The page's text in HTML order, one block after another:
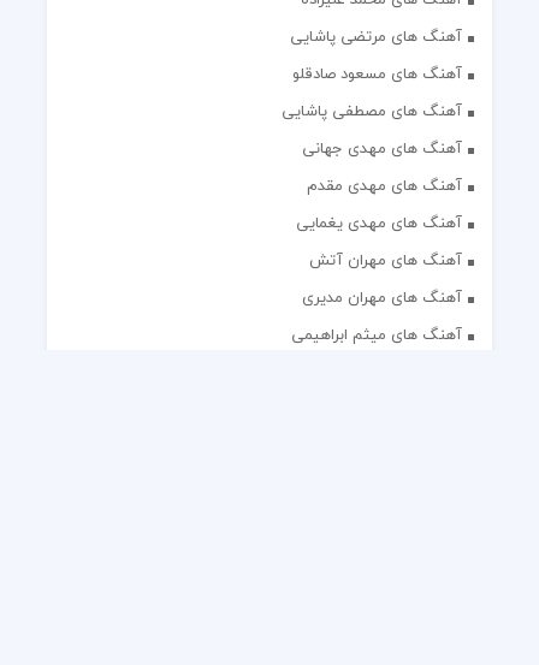
آهنگ های مرتضی پاشایی
آهنگ های مسعود صادقلو
آهنگ های مصطفی پاشایی
آهنگ های مهدی جهانی
آهنگ های مهدی مقدم
آهنگ های مهدی یغمایی
آهنگ های مهران آتش
آهنگ های مهران مدیری
آهنگ های میثم ابراهیمی